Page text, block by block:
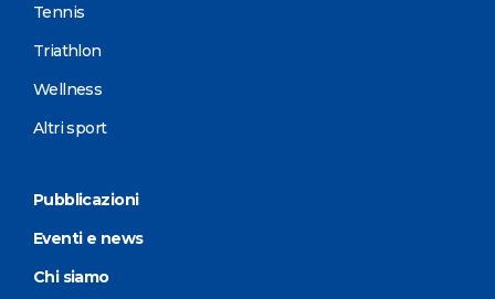
Tennis
Triathlon
Wellness
Altri sport
Pubblicazioni
Eventi e news
Chi siamo